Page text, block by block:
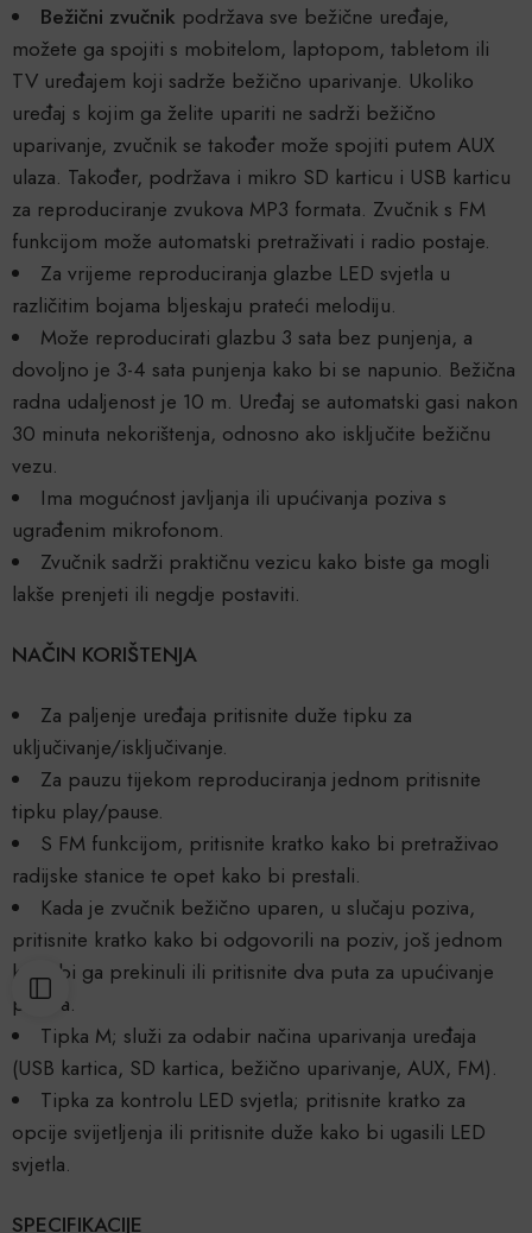
Bežični zvučnik podržava sve bežične uređaje,
možete ga spojiti s mobitelom, laptopom, tabletom ili
TV uređajem koji sadrže bežično uparivanje. Ukoliko
uređaj s kojim ga želite upariti ne sadrži bežično
uparivanje, zvučnik se također može spojiti putem AUX
ulaza. Također, podržava i mikro SD karticu i USB karticu
za reproduciranje zvukova MP3 formata. Zvučnik s FM
funkcijom može automatski pretraživati i radio postaje.
Za vrijeme reproduciranja glazbe LED svjetla u
različitim bojama bljeskaju prateći melodiju.
Može reproducirati glazbu 3 sata bez punjenja, a
dovoljno je 3-4 sata punjenja kako bi se napunio. Bežična
radna udaljenost je 10 m. Uređaj se automatski gasi nakon
30 minuta nekorištenja, odnosno ako isključite bežičnu
vezu.
Ima mogućnost javljanja ili upućivanja poziva s
ugrađenim mikrofonom.
Zvučnik sadrži praktičnu vezicu kako biste ga mogli
lakše prenjeti ili negdje postaviti.
NAČIN KORIŠTENJA
Za paljenje uređaja pritisnite duže tipku za
uključivanje/isključivanje.
Za pauzu tijekom reproduciranja jednom pritisnite
tipku play/pause.
S FM funkcijom, pritisnite kratko kako bi pretraživao
radijske stanice te opet kako bi prestali.
Kada je zvučnik bežično uparen, u slučaju poziva,
pritisnite kratko kako bi odgovorili na poziv, još jednom
kako bi ga prekinuli ili pritisnite dva puta za upućivanje
poziva.
Tipka M; služi za odabir načina uparivanja uređaja
(USB kartica, SD kartica, bežično uparivanje, AUX, FM).
Tipka za kontrolu LED svjetla; pritisnite kratko za
opcije svijetljenja ili pritisnite duže kako bi ugasili LED
svjetla.
SPECIFIKACIJE